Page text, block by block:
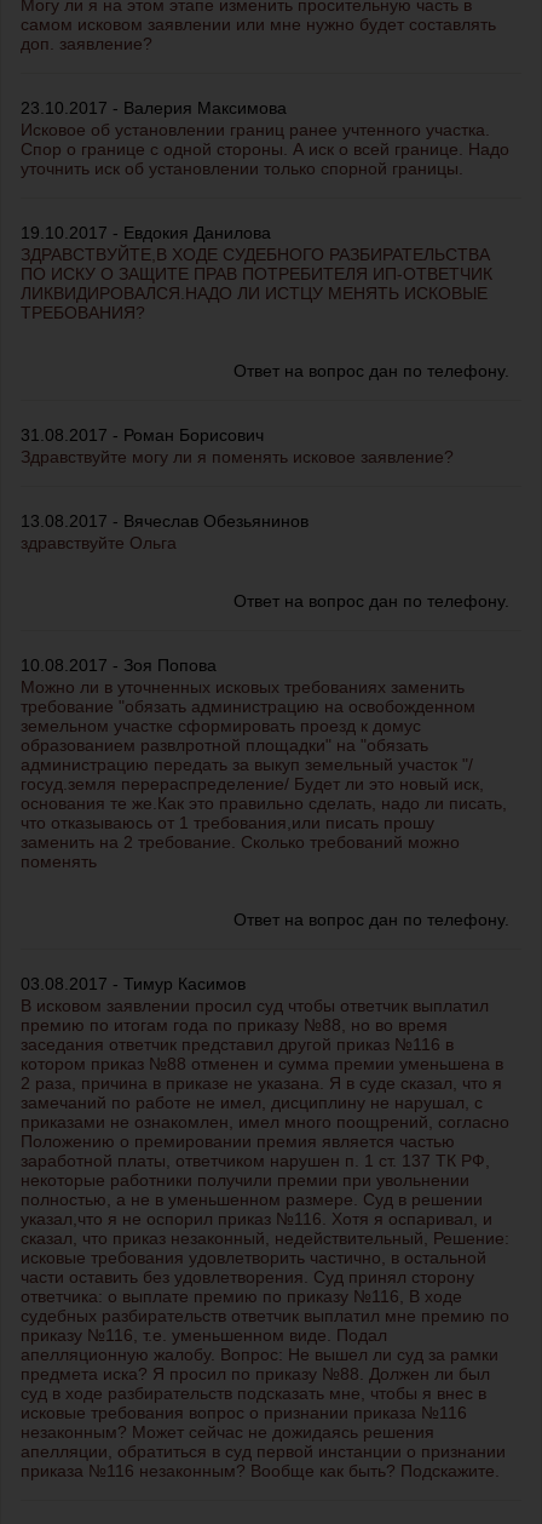
Могу ли я на этом этапе изменить просительную часть в
самом исковом заявлении или мне нужно будет составлять
доп. заявление?
23.10.2017 - Валерия Максимова
Исковое об установлении границ ранее учтенного участка.
Спор о границе с одной стороны. А иск о всей границе. Надо
уточнить иск об установлении только спорной границы.
19.10.2017 - Евдокия Данилова
ЗДРАВСТВУЙТЕ,В ХОДЕ СУДЕБНОГО РАЗБИРАТЕЛЬСТВА
ПО ИСКУ О ЗАЩИТЕ ПРАВ ПОТРЕБИТЕЛЯ ИП-ОТВЕТЧИК
ЛИКВИДИРОВАЛСЯ.НАДО ЛИ ИСТЦУ МЕНЯТЬ ИСКОВЫЕ
ТРЕБОВАНИЯ?
Ответ на вопрос дан по телефону.
31.08.2017 - Роман Борисович
Здравствуйте могу ли я поменять исковое заявление?
13.08.2017 - Вячеслав Обезьянинов
здравствуйте Ольга
Ответ на вопрос дан по телефону.
10.08.2017 - Зоя Попова
Можно ли в уточненных исковых требованиях заменить
требование "обязать администрацию на освобожденном
земельном участке сформировать проезд к домус
образованием развлротной площадки" на "обязать
администрацию передать за выкуп земельный участок "/
госуд.земля перераспределение/ Будет ли это новый иск,
основания те же.Как это правильно сделать, надо ли писать,
что отказываюсь от 1 требования,или писать прошу
заменить на 2 требование. Сколько требований можно
поменять
Ответ на вопрос дан по телефону.
03.08.2017 - Тимур Касимов
В исковом заявлении просил суд чтобы ответчик выплатил
премию по итогам года по приказу №88, но во время
заседания ответчик представил другой приказ №116 в
котором приказ №88 отменен и сумма премии уменьшена в
2 раза, причина в приказе не указана. Я в суде сказал, что я
замечаний по работе не имел, дисциплину не нарушал, с
приказами не ознакомлен, имел много поощрений, согласно
Положению о премировании премия является частью
заработной платы, ответчиком нарушен п. 1 ст. 137 ТК РФ,
некоторые работники получили премии при увольнении
полностью, а не в уменьшенном размере. Суд в решении
указал,что я не оспорил приказ №116. Хотя я оспаривал, и
сказал, что приказ незаконный, недействительный, Решение:
исковые требования удовлетворить частично, в остальной
части оставить без удовлетворения. Суд принял сторону
ответчика: о выплате премию по приказу №116, В ходе
судебных разбирательств ответчик выплатил мне премию по
приказу №116, т.е. уменьшенном виде. Подал
апелляционную жалобу. Вопрос: Не вышел ли суд за рамки
предмета иска? Я просил по приказу №88. Должен ли был
суд в ходе разбирательств подсказать мне, чтобы я внес в
исковые требования вопрос о признании приказа №116
незаконным? Может сейчас не дожидаясь решения
апелляции, обратиться в суд первой инстанции о признании
приказа №116 незаконным? Вообще как быть? Подскажите.